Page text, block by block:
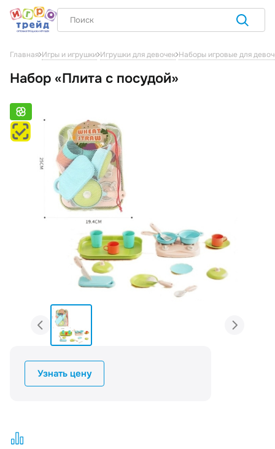
Главная Игры и игрушки Игрушки для девочек Наборы игровые для
Набор «Плита с посудой»
Узнать цену